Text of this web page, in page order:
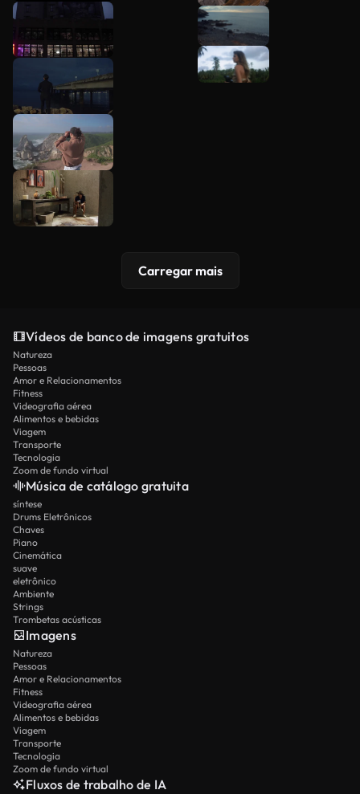
Carregar mais
Vídeos de banco de imagens gratuitos
Natureza
Pessoas
Amor e Relacionamentos
Fitness
Videografia aérea
Alimentos e bebidas
Viagem
Transporte
Tecnologia
Zoom de fundo virtual
Música de catálogo gratuita
síntese
Drums Eletrônicos
Chaves
Piano
Cinemática
suave
eletrônico
Ambiente
Strings
Trombetas acústicas
Imagens
Natureza
Pessoas
Amor e Relacionamentos
Fitness
Videografia aérea
Alimentos e bebidas
Viagem
Transporte
Tecnologia
Zoom de fundo virtual
Fluxos de trabalho de IA